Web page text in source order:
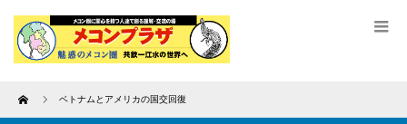
Home ベトナムとアメリカの国交回復